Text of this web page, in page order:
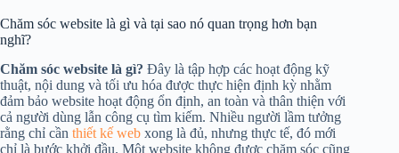
Chăm sóc website là gì và tại sao nó quan trọng hơn bạn
nghĩ?
Chăm sóc website là gì? Đây là tập hợp các hoạt động kỹ
thuật, nội dung và tối ưu hóa được thực hiện định kỳ nhằm
đảm bảo website hoạt động ổn định, an toàn và thân thiện với
cả người dùng lẫn công cụ tìm kiếm. Nhiều người lầm tưởng
rằng chỉ cần thiết kế web xong là đủ, nhưng thực tế, đó mới
chỉ là bước khởi đầu. Một website không được chăm sóc cũng